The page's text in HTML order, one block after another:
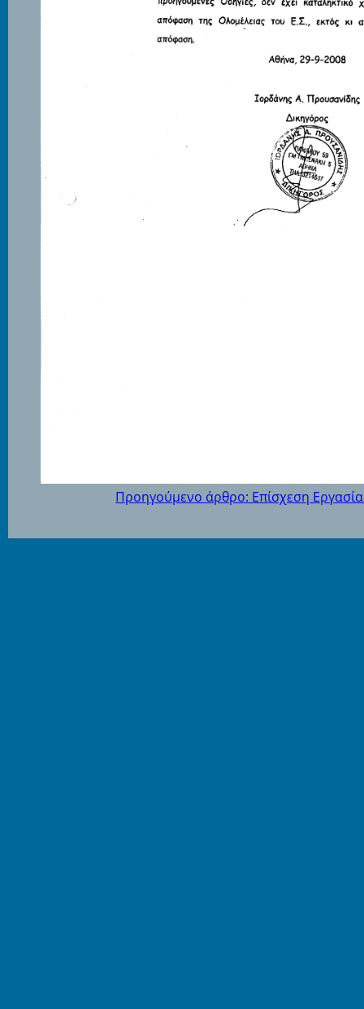
Προηγούμενο άρθρο: Επίσχεση